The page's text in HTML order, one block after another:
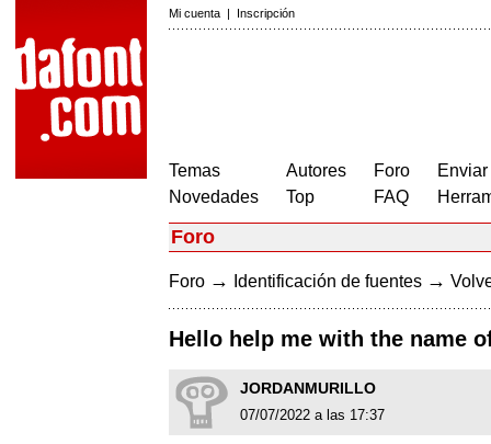
Mi cuenta | Inscripción
Temas
Novedades
Autores
Top
Foro
FAQ
Foro
Foro → Identificación de fuentes →
Hello help me with the name
JORDANMURILLO
07/07/2022 a las 17:37